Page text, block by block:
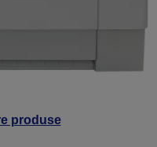
produse